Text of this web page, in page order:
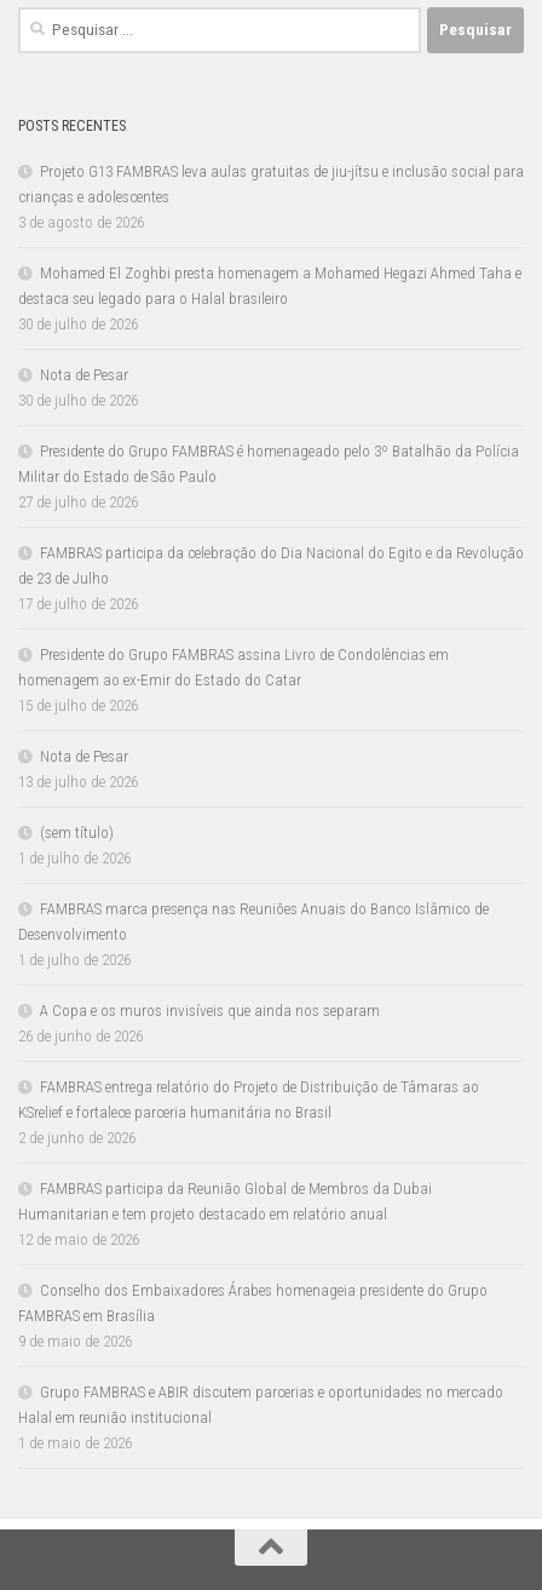
Pesquisar
POSTS RECENTES
Projeto G13 FAMBRAS leva aulas gratuitas de jiu-jítsu e inclusão social para
crianças e adolescentes
3 de agosto de 2026
Mohamed El Zoghbi presta homenagem a Mohamed Hegazi Ahmed Taha e
destaca seu legado para o Halal brasileiro
30 de julho de 2026
Nota de Pesar
30 de julho de 2026
Presidente do Grupo FAMBRAS é homenageado pelo 3º Batalhão da Polícia
Militar do Estado de São Paulo
27 de julho de 2026
FAMBRAS participa da celebração do Dia Nacional do Egito e da Revolução
de 23 de Julho
17 de julho de 2026
Presidente do Grupo FAMBRAS assina Livro de Condolências em
homenagem ao ex-Emir do Estado do Catar
15 de julho de 2026
Nota de Pesar
13 de julho de 2026
(sem título)
1 de julho de 2026
FAMBRAS marca presença nas Reuniões Anuais do Banco Islâmico de
Desenvolvimento
1 de julho de 2026
A Copa e os muros invisíveis que ainda nos separam
26 de junho de 2026
FAMBRAS entrega relatório do Projeto de Distribuição de Tâmaras ao
KSrelief e fortalece parceria humanitária no Brasil
2 de junho de 2026
FAMBRAS participa da Reunião Global de Membros da Dubai
Humanitarian e tem projeto destacado em relatório anual
12 de maio de 2026
Conselho dos Embaixadores Árabes homenageia presidente do Grupo
FAMBRAS em Brasília
9 de maio de 2026
Grupo FAMBRAS e ABIR discutem parcerias e oportunidades no mercado
Halal em reunião institucional
1 de maio de 2026